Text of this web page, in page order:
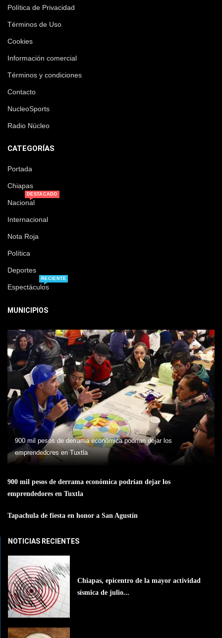
Política de Privacidad
Términos de Uso
Cookies
Información comercial
Términos y condiciones
Contacto
NucleoSports
Radio Núcleo
CATEGORÍAS
Portada
Chiapas
Nacional
DESTACADO
Internacional
Nota Roja
Política
Deportes
Espectáculos
RECIENTE
MUNICIPIOS
900 mil pesos de derrama económica podrían dejar los
emprendedores en Tuxtla
900 mil pesos de derrama económica podrían dejar los
emprendedores en Tuxtla
Tapachula de fiesta en honor a San Agustín
NOTICIAS RECIENTES
Chiapas, epicentro de la mayor actividad
sísmica de julio...